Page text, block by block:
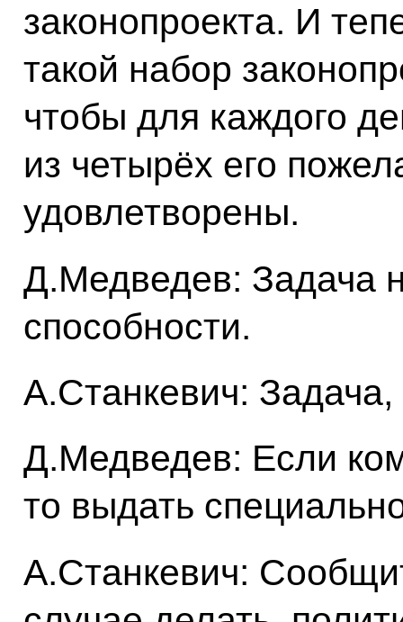
законопроекта. И
такой набор
чтобы для каждого
из четырёх его
удовлетворены.
Д.Медведев: Задача
способности.
А.Станкевич: Задача,
Д.Медведев: Если
то выдать
А.Станкевич: